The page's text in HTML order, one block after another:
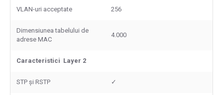
VLAN-uri acceptate 256
Dimensiunea tabelului de
adrese MAC
4.000
Caracteristici Layer 2
STP și RSTP ✓